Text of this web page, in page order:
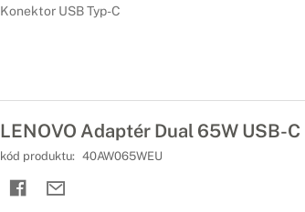
Konektor USB Typ-C
LENOVO Adaptér Dual 65W USB-C
kód produktu: 40AW065WEU